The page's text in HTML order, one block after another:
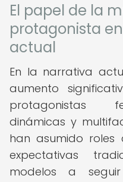
El papel de la
protagonista
actual
En la narrativa
aumento
protagonistas
dinámicas y
han asumido roles
expectativas
modelos a